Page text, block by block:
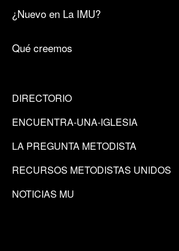
¿Nuevo en La IMU?
Qué creemos
DIRECTORIO
ENCUENTRA-UNA-IGLESIA
LA PREGUNTA METODISTA
RECURSOS METODISTAS UNIDOS
NOTICIAS MU